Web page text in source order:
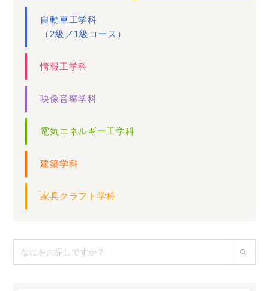
自動車工学科
（2級／1級コース）
情報工学科
映像音響学科
電気エネルギー工学科
建築学科
家具クラフト学科